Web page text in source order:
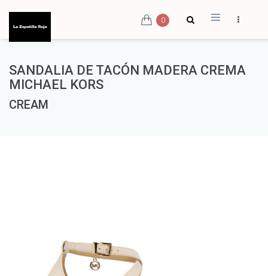
0
SANDALIA DE TACÓN MADERA CREMA
MICHAEL KORS
CREAM